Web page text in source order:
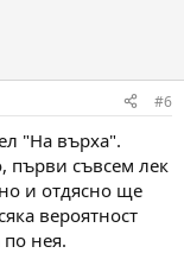
#6
"На върха".
първи съвсем лек
и отдясно ще
вероятност
нея.